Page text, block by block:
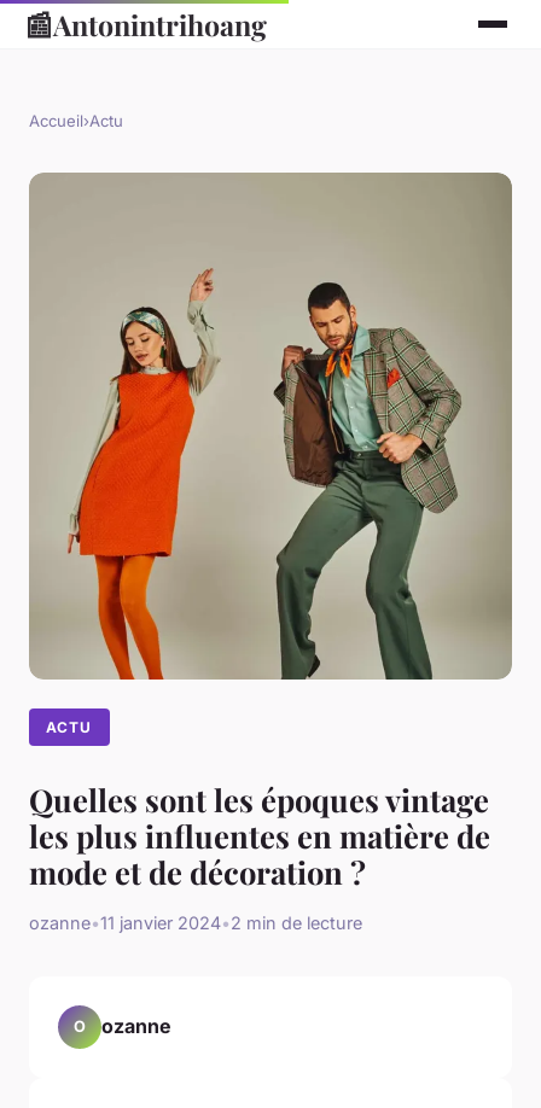
📰Antonintrihoang
Accueil›Actu
ACTU
Quelles sont les époques vintage
les plus influentes en matière de
mode et de décoration ?
ozanne•11 janvier 2024•2 min de lecture
O ozanne